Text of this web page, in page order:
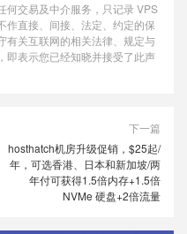
何交易及中介服务，只记录 VPS
作直接、间接、法定、约定的保
有关互联网的相关法律、规定与
即表示您已经知晓并接受了此声
下一篇
hosthatch机房升级促销，$25起/
年，可选香港、日本和新加坡/两
年付可获得1.5倍内存+1.5倍
NVMe 硬盘+2倍流量